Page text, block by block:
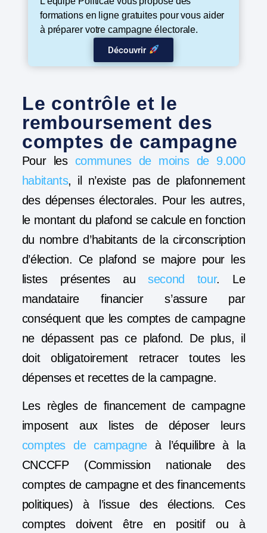
formations en ligne gratuites pour vous aider
à préparer votre campagne électorale.
Découvrir
Le contrôle et le
remboursement des
comptes de campagne
Pour les communes de moins de 9.000
habitants, il n’existe pas de plafonnement
des dépenses électorales. Pour les autres,
le montant du plafond se calcule en fonction
du nombre d’habitants de la circonscription
d’élection. Ce plafond se majore pour les
listes présentes ausecond tour. Le
mandataire financier s’assure par
conséquent que les comptes de campagne
ne dépassent pas ce plafond. De plus, il
doit obligatoirement retracer toutes les
dépenses et recettes de la campagne.
Les règles de financement de campagne
imposent aux listes de déposer leurs
comptes de campagneà l’équilibre à la
CNCCFP (Commission nationale des
comptes de campagne et des financements
politiques) à l’issue des élections. Ces
comptes doivent être en positif ou à